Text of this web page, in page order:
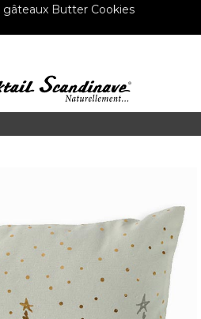
gâteaux Butter Cookies